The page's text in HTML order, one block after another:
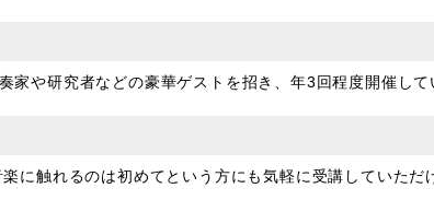
や研究者などの豪華ゲストを招き、年3回程度開催して
に触れるのは初めてという方にも気軽に受講していただ